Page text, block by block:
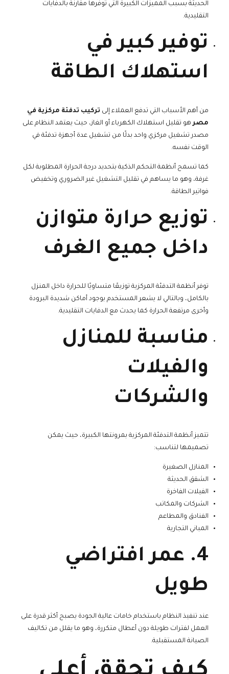
الحديثة بسبب المميزات الكبيرة التي توفرها مقارنة بالدفايات
التقليدية.
توفير كبير في
استهلاك الطاقة
من أهم الأسباب التي تدفع العملاء إلى تركيب تدفئة مركزية في
مصرهو تقليل استهلاك الكهرباء أو الغاز، حيث يعتمد النظام على
مصدر تشغيل مركزي واحد بدلًا من تشغيل عدة أجهزة تدفئة في
الوقت نفسه.
كما تسمح أنظمة التحكم الذكية بتحديد درجة الحرارة المطلوبة لكل
غرفة، وهو ما يساهم في تقليل التشغيل غير الضروري وتخفيض
فواتير الطاقة.
توزيع حرارة متوازن
داخل جميع الغرف
توفر أنظمة التدفئة المركزية توزيعًا متساويًا للحرارة داخل المنزل
بالكامل، وبالتالي لا يشعر المستخدم بوجود أماكن شديدة البرودة
وأخرى مرتفعة الحرارة كما يحدث مع الدفايات التقليدية.
مناسبة للمنازل
والفيلات
والشركات
تتميز أنظمة التدفئة المركزية بمرونتها الكبيرة، حيث يمكن
تصميمها لتناسب:
المنازل الصغيرة
الشقق الحديثة
الفيلات الفاخرة
الشركات والمكاتب
الفنادق والمطاعم
المباني التجارية
4. عمر افتراضي
طويل
عند تنفيذ النظام باستخدام خامات عالية الجودة يصبح أكثر قدرة على
العمل لفترات طويلة دون أعطال متكررة، وهو ما يقلل من تكاليف
الصيانة المستقبلية.